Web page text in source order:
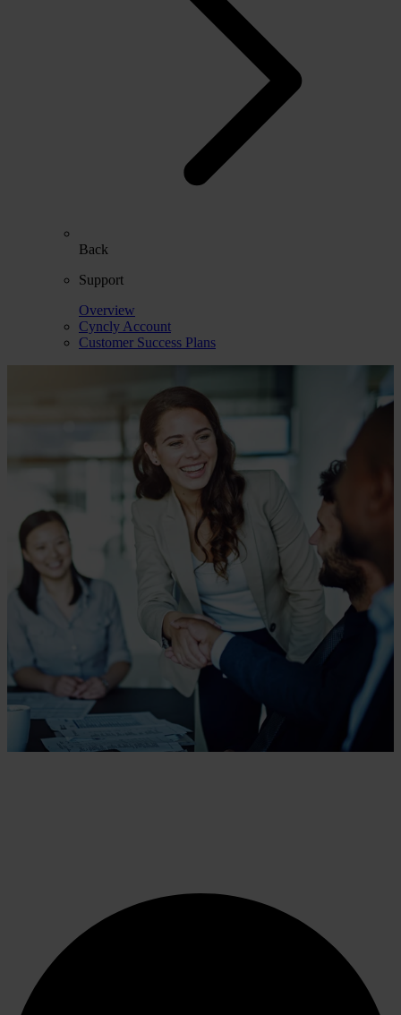
Back
Support
Overview
Cyncly Account
Customer Success Plans